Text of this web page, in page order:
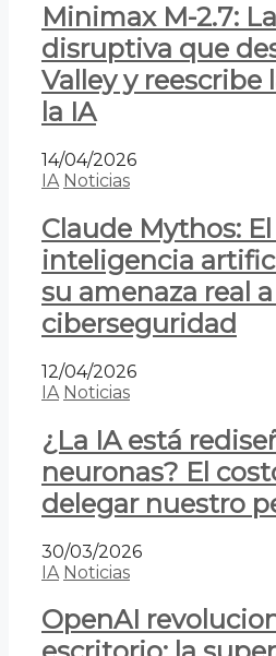
Minimax M-2.7:
disruptiva que
Valley y reescribe
la IA
14/04/2026
IA Noticias
Claude Mythos:
inteligencia
su amenaza real
ciberseguridad
12/04/2026
IA Noticias
¿La IA está
neuronas? El
delegar nuestro
30/03/2026
IA Noticias
OpenAI